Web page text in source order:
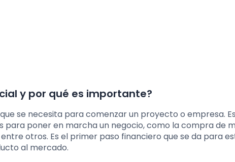
y por qué es importante?
se necesita para comenzar un proyecto o empresa.
para poner en marcha un negocio, como la compra de
otros. Es el primer paso financiero que se da para
al mercado.